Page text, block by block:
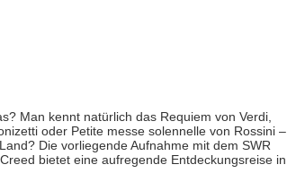
Man kennt natürlich das Requiem von Verdi,
oder Petite messe solennelle von Rossini –
Die vorliegende Aufnahme mit dem SWR
bietet eine aufregende Entdeckungsreise in